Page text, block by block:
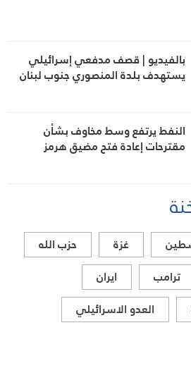
بالفيديو | قصف مدفعي إسرائيلي
يستهدف بلدة المنصوري جنوب لبنان
النفط يرتفع وسط مخاوف بشأن
مقترحات إعادة فتح مضيق هرمز
غزة
حزب الله
ترامب
ايران
العدو الاسرائيلي